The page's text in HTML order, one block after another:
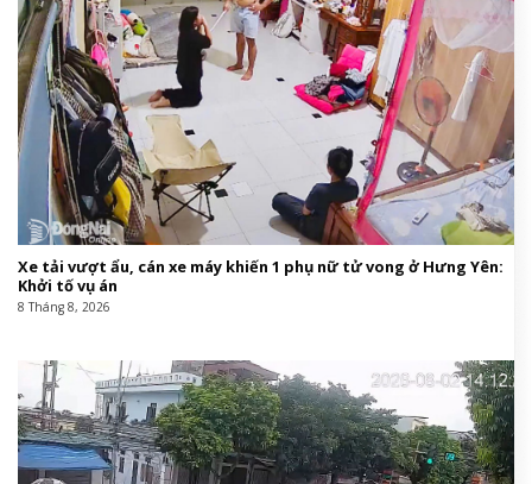
Xe tải vượt ẩu, cán xe máy khiến 1 phụ nữ tử vong ở Hưng Yên:
Khởi tố vụ án
8 Tháng 8, 2026